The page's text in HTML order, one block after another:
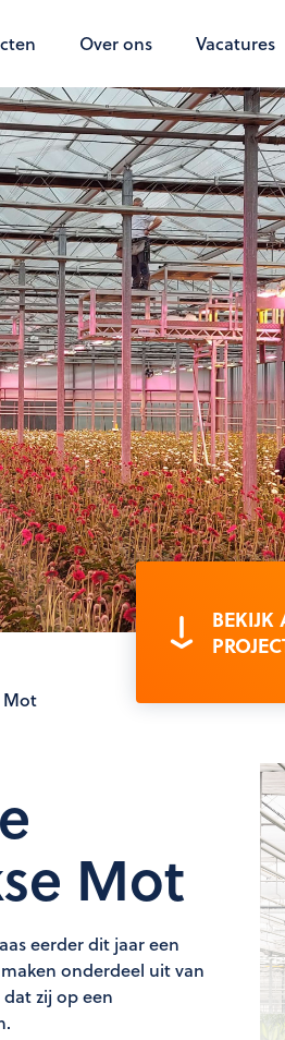
Over ons Vacatures
BEKIJK
Mot
Mot
eerder dit jaar een
onderdeel uit van
zij op een